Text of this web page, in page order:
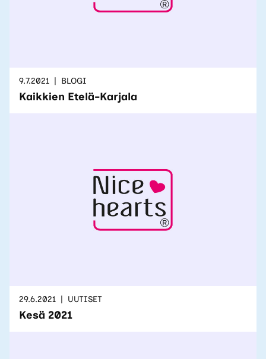
9.7.2021 BLOGI
Kaikkien Etelä-Karjala
29.6.2021 UUTISET
Kesä 2021